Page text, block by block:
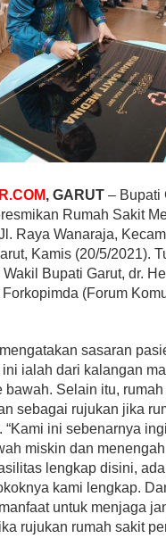
, GARUT – Bupati
Rumah Sakit
Raya Wanaraja,
Kamis (20/5/2021).
Bupati Garut, dr.
Forkopimda (Forum
sasaran
ialah dari kalangan
bawah. Selain itu,
sebagai rujukan jika
“Kami ini sebenarnya
miskin dan
lengkap disini,
kami lengkap.
untuk menjaga
rujukan rumah sakit